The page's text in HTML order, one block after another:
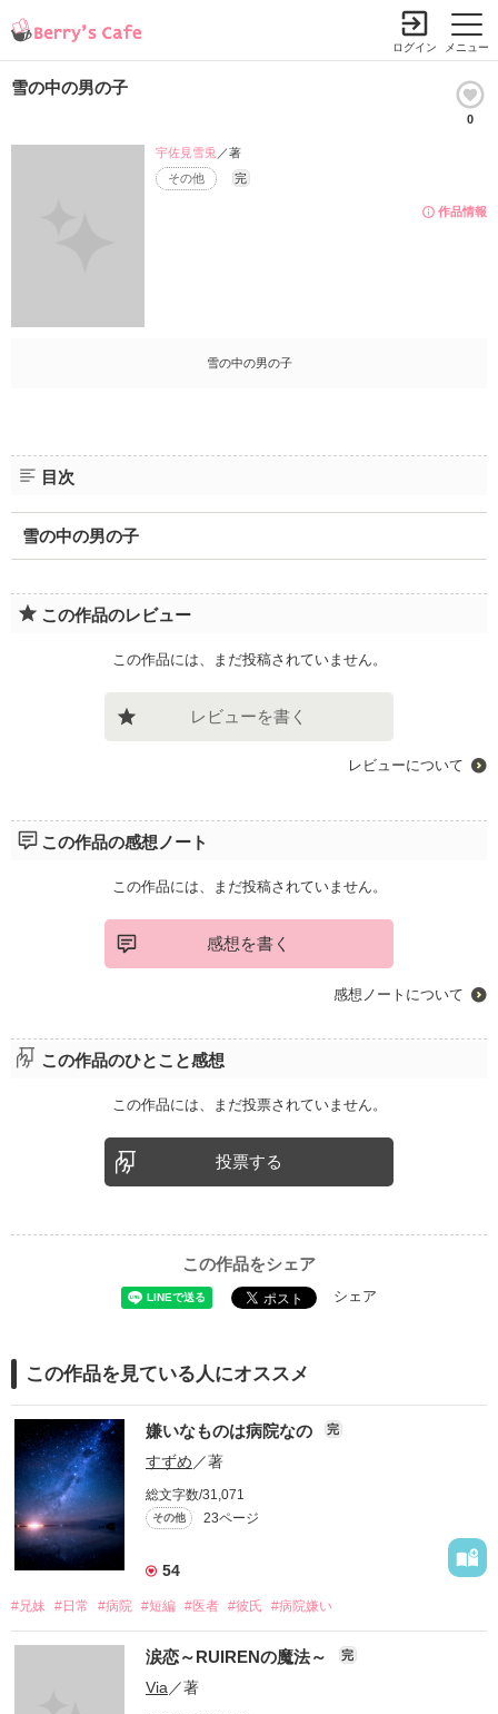
メニュー
ログイン
雪の中の男の子
0
作品情報
その他 完
宇佐見雪兎 ／著
雪の中の男の子
目次
雪の中の男の子
この作品のレビュー
この作品には、まだ投稿されていません。
レビューを書く
レビューについて
この作品の感想ノート
この作品には、まだ投稿されていません。
感想を書く
感想ノートについて
この作品のひとこと感想
この作品には、まだ投票されていません。
投票する
この作品をシェア
シェア
この作品を見ている人にオススメ
嫌いなものは病院なの 完
すずめ ／著
総文字数/31,071
その他 23ページ
54
#兄妹 #日常 #病院 #短編 #医者 #彼氏 #病院嫌い
涙恋～RUIRENの魔法～ 完
Via ／著